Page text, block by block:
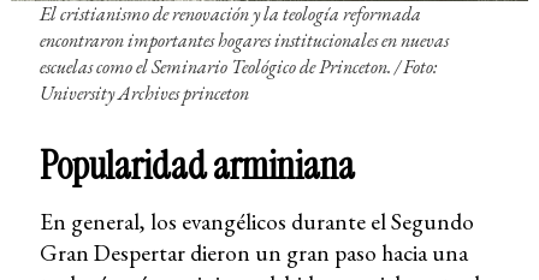
El cristianismo de renovación y la teología reformada
encontraron importantes hogares institucionales en nuevas
escuelas como el Seminario Teológico de Princeton. /Foto:
University Archives princeton
Popularidad arminiana
En general, los evangélicos durante el Segundo
Gran Despertar dieron un gran paso hacia una